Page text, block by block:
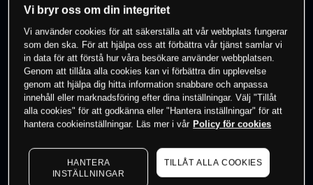
0 % av kunderna har en
position i detta
instrument
Börja handla
Priserna är endast vägledande.Logga inför att se
Vi bryr oss om din integritet
Vi använder cookies för att säkerställa att vår webbplats fungerar
som den ska. För att hjälpa oss att förbättra vår tjänst samlar vi
in data för att förstå hur våra besökare använder webbplatsen.
Genom att tillåta alla cookies kan vi förbättra din upplevelse
genom att hjälpa dig hitta information snabbare och anpassa
innehåll eller marknadsföring efter dina inställningar. Välj "Tillåt
alla cookies" för att godkänna eller "Hantera inställningar" för att
hantera cookieinställningar. Läs mer i vår Policy för cookies
HANTERA
INSTÄLLNINGAR
TILLÅT ALLA COOKIES